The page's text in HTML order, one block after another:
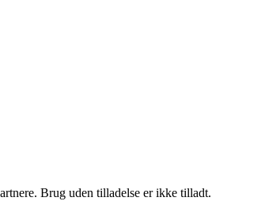
Brug uden tilladelse er ikke tilladt.